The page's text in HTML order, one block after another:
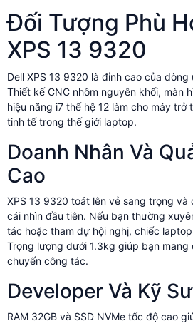
Đối Tượng Phù
XPS 13 9320
Dell XPS 13 9320 là đỉnh cao của
Thiết kế CNC nhôm nguyên khối, màn
hiệu năng i7 thế hệ 12 làm cho máy
tinh tế trong thế giới laptop.
Doanh Nhân Và
Cao
XPS 13 9320 toát lên vẻ sang trọng
cái nhìn đầu tiên. Nếu bạn thường
tác hoặc tham dự hội nghị, chiếc
Trọng lượng dưới 1.3kg giúp bạn mang
chuyến công tác.
Developer Và Kỹ
RAM 32GB và SSD NVMe tốc độ cao